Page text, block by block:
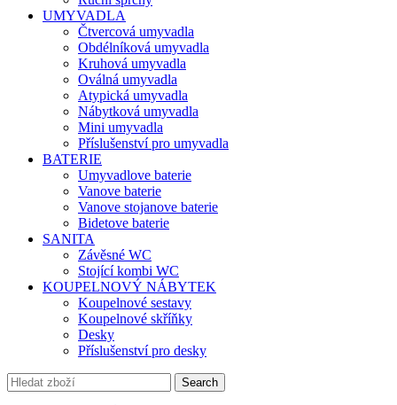
UMYVADLA
Čtvercová umyvadla
Obdélníková umyvadla
Kruhová umyvadla
Oválná umyvadla
Atypická umyvadla
Nábytková umyvadla
Mini umyvadla
Příslušenství pro umyvadla
BATERIE
Umyvadlove baterie
Vanove baterie
Vanove stojanove baterie
Bidetove baterie
SANITA
Závěsné WC
Stojící kombi WC
KOUPELNOVÝ NÁBYTEK
Koupelnové sestavy
Koupelnové skříňky
Desky
Příslušenství pro desky
Search